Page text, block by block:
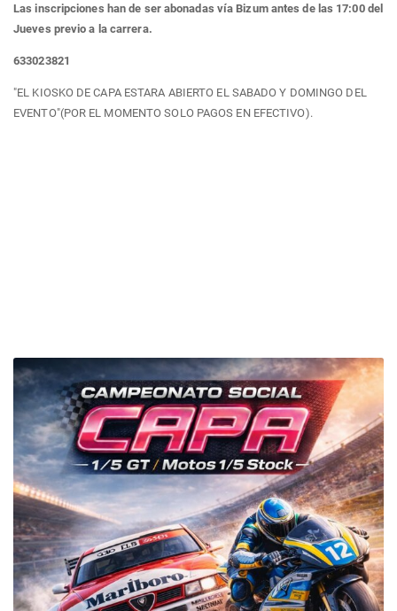
Las inscripciones han de ser abonadas vía Bizum antes de las 17:00 del
Jueves previo a la carrera.
633023821
"EL KIOSKO DE CAPA ESTARA ABIERTO EL SABADO Y DOMINGO DEL
EVENTO"(POR EL MOMENTO SOLO PAGOS EN EFECTIVO).